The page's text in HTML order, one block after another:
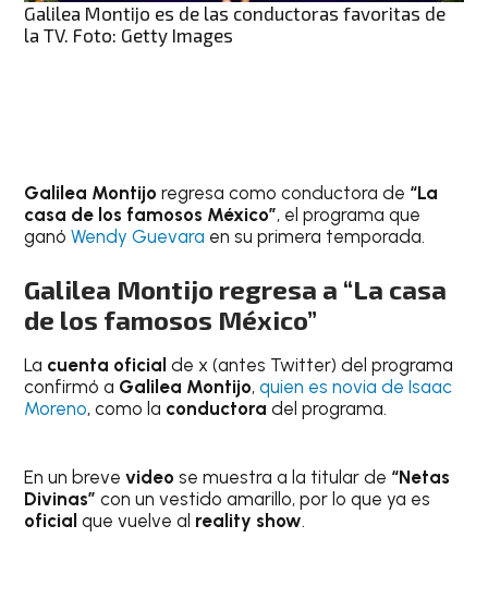
Galilea Montijo es de las conductoras favoritas de
la TV. Foto: Getty Images
Galilea Montijo regresa como conductora de “La
casa de los famosos México”, el programa que
ganóWendy Guevara en su primera temporada.
Galilea Montijo regresa a “La casa
de los famosos México”
La cuenta oficialde x (antes Twitter) del programa
confirmó a Galilea Montijo,quien es novia de Isaac
Moreno, como la conductora del programa.
En un brevevideose muestra a la titular de “Netas
Divinas” con un vestido amarillo, por lo que ya es
oficialque vuelve al reality show.